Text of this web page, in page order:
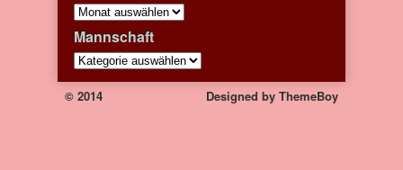
Archiv
Mannschaft
Mannschaft
© 2014 Designed by ThemeBoy